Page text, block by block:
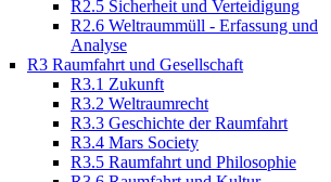
R2.5 Sicherheit und Verteidigung
R2.6 Weltraummüll - Erfassung und
Analyse
R3 Raumfahrt und Gesellschaft
R3.1 Zukunft
R3.2 Weltraumrecht
R3.3 Geschichte der Raumfahrt
R3.4 Mars Society
R3.5 Raumfahrt und Philosophie